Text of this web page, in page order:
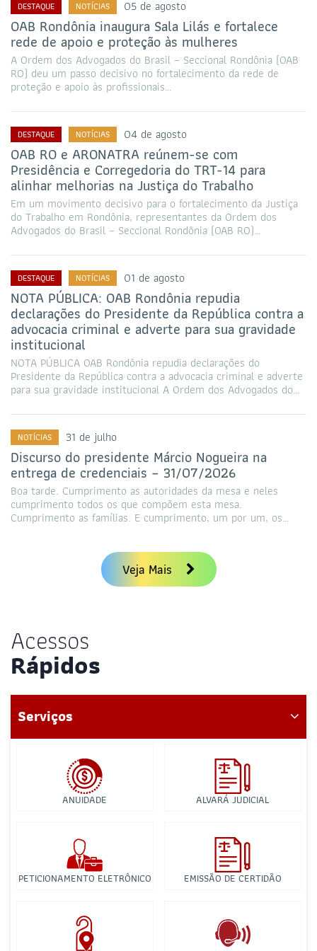
DESTAQUE NOTÍCIAS 05 de agosto
OAB Rondônia inaugura Sala Lilás e fortalece
rede de apoio e proteção às mulheres
A Ordem dos Advogados do Brasil – Seccional Rondônia (OAB
RO) deu um passo decisivo no fortalecimento da rede de
proteção e apoio às profissionais…
DESTAQUE NOTÍCIAS 04 de agosto
OAB RO e ARONATRA reúnem-se com
Presidência e Corregedoria do TRT-14 para
alinhar melhorias na Justiça do Trabalho
Em um movimento decisivo para o fortalecimento da Justiça
do Trabalho em Rondônia, representantes da Ordem dos
Advogados do Brasil – Seccional Rondônia (OAB RO)…
DESTAQUE NOTÍCIAS 01 de agosto
NOTA PÚBLICA: OAB Rondônia repudia
declarações do Presidente da República contra a
advocacia criminal e adverte para sua gravidade
institucional
NOTA PÚBLICA OAB Rondônia repudia declarações do
Presidente da República contra a advocacia criminal e adverte
para sua gravidade institucional A Ordem dos Advogados do…
NOTÍCIAS 31 de julho
Discurso do presidente Márcio Nogueira na
entrega de credenciais – 31/07/2026
Boa tarde. Cumprimento as autoridades da mesa e neles
cumprimento todos os que compõem esta mesa.
Cumprimento as famílias. E cumprimento, um por um, os…
Veja Mais
Acessos
Rápidos
Serviços
ANUIDADE ALVARÁ JUDICIAL
PETICIONAMENTO ELETRÔNICO EMISSÃO DE CERTIDÃO